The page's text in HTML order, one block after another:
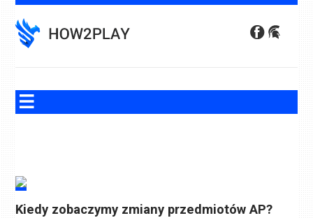
to
content
Kiedy zobaczymy zmiany przedmiotów AP?